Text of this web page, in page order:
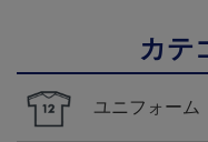
カテ
ユニフォーム